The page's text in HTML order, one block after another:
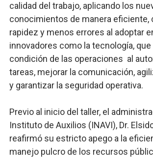
calidad del trabajo, aplicando los
conocimientos de manera eficiente,
rapidez y menos errores al adoptar
innovadores como la tecnología, que
condición de las operaciones al
tareas, mejorar la comunicación,
y garantizar la seguridad operativa.
Previo al inicio del taller, el
Instituto de Auxilios (INAVI), Dr.
reafirmó su estricto apego a la
manejo pulcro de los recursos